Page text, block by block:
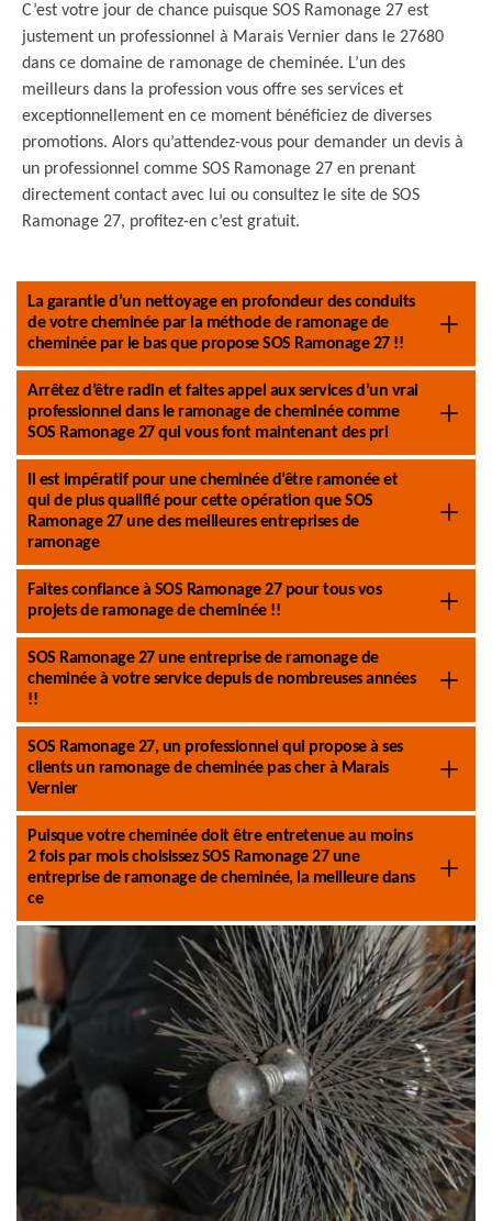
C’est votre jour de chance puisque SOS Ramonage 27 est
justement un professionnel à Marais Vernier dans le 27680
dans ce domaine de ramonage de cheminée. L’un des
meilleurs dans la profession vous offre ses services et
exceptionnellement en ce moment bénéficiez de diverses
promotions. Alors qu’attendez-vous pour demander un devis à
un professionnel comme SOS Ramonage 27 en prenant
directement contact avec lui ou consultez le site de SOS
Ramonage 27, profitez-en c’est gratuit.
La garantie d’un nettoyage en profondeur des conduits
de votre cheminée par la méthode de ramonage de
cheminée par le bas que propose SOS Ramonage 27 !!
Arrêtez d’être radin et faites appel aux services d’un vrai
professionnel dans le ramonage de cheminée comme
SOS Ramonage 27 qui vous font maintenant des pri
Il est impératif pour une cheminée d’être ramonée et
qui de plus qualifié pour cette opération que SOS
Ramonage 27 une des meilleures entreprises de
ramonage
Faites confiance à SOS Ramonage 27 pour tous vos
projets de ramonage de cheminée !!
SOS Ramonage 27 une entreprise de ramonage de
cheminée à votre service depuis de nombreuses années
!!
SOS Ramonage 27, un professionnel qui propose à ses
clients un ramonage de cheminée pas cher à Marais
Vernier
Puisque votre cheminée doit être entretenue au moins
2 fois par mois choisissez SOS Ramonage 27 une
entreprise de ramonage de cheminée, la meilleure dans
ce